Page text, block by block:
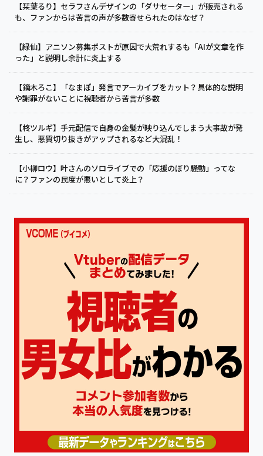
【栞葉るり】セラフさんデザインの「ダサセーター」が販売される
も、ファンからは苦言の声が多数寄せられたのはなぜ？
【緑仙】アニソン募集ポストが原因で大荒れするも「AIが文章を作
った」と説明し余計に炎上する
【鏑木ろこ】「なまぽ」発言でアーカイブをカット？具体的な説明
や謝罪がないことに視聴者から苦言が多数
【柊ツルギ】手元配信で自身の金髪が映り込んでしまう大事故が発
生し、悪質切り抜きがアップされるなど大混乱！
【小柳ロウ】叶さんのソロライブでの「応援のぼり騒動」ってな
に？ファンの民度が悪いとして炎上？